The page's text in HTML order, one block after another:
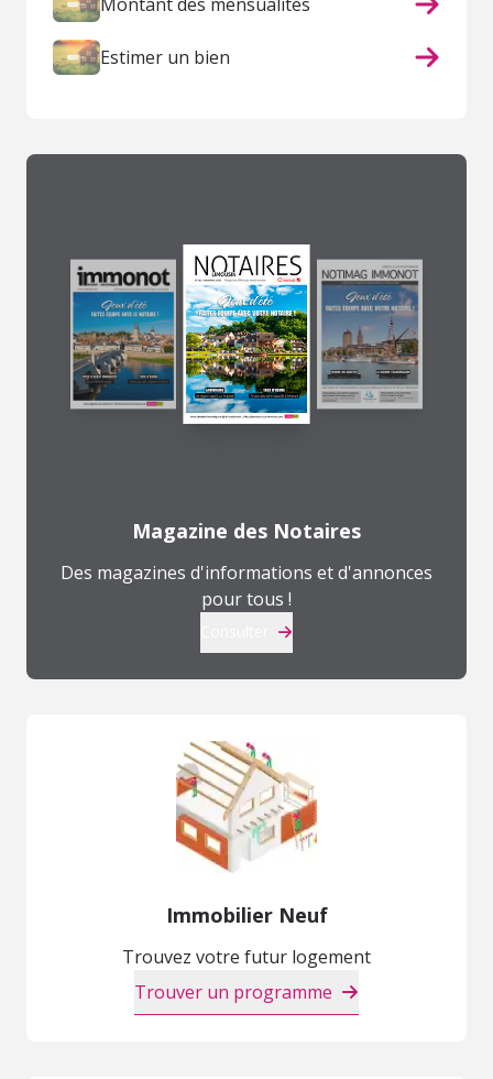
Estimer un bien
Magazine des Notaires
Des magazines d'informations et d'annonces
pour tous !
Immobilier Neuf
Trouvez votre futur logement
Trouver un programme